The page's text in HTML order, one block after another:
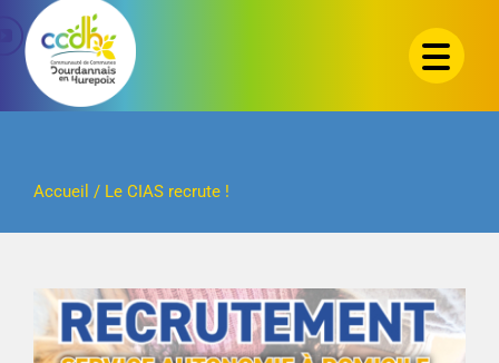
Passer
contenu
Accueil / Le CIAS recrute !